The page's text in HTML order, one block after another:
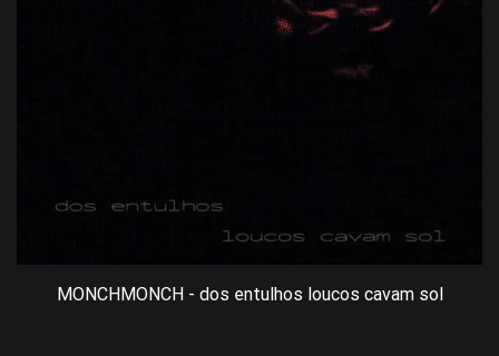
MONCHMONCH - dos entulhos loucos cavam sol